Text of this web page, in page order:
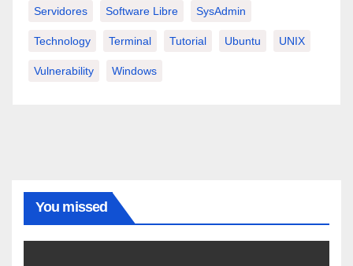
Servidores Software Libre SysAdmin
Technology Terminal Tutorial Ubuntu UNIX
Vulnerability Windows
You missed